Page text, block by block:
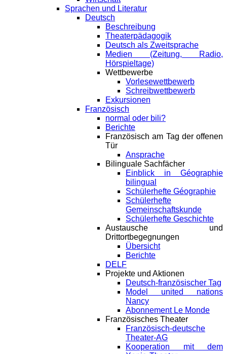
Sprachen und Literatur
Deutsch
Beschreibung
Theaterpädagogik
Deutsch als Zweitsprache
Medien (Zeitung, Radio,
Hörspieltage)
Wettbewerbe
Vorlesewettbewerb
Schreibwettbewerb
Exkursionen
Französisch
normal oder bili?
Berichte
Französisch am Tag der offenen
Tür
Ansprache
Bilinguale Sachfächer
Einblick in Géographie
bilingual
Schülerhefte Géographie
Schülerhefte
Gemeinschaftskunde
Schülerhefte Geschichte
Austausche und
Drittortbegegnungen
Übersicht
Berichte
DELF
Projekte und Aktionen
Deutsch-französischer Tag
Model united nations
Nancy
Abonnement Le Monde
Französisches Theater
Französisch-deutsche
Theater-AG
Kooperation mit dem